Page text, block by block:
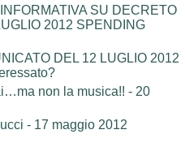
SU DECRETO
2012 SPENDING
DEL 12 LUGLIO 2012
non la musica!! - 20
- 17 maggio 2012